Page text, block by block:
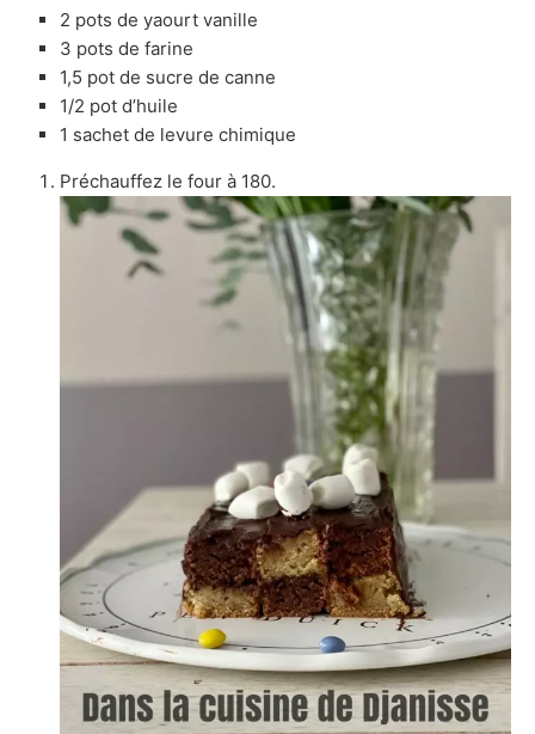
2 pots de yaourt vanille
3 pots de farine
1,5 pot de sucre de canne
1/2 pot d’huile
1 sachet de levure chimique
Préchauffez le four à 180.